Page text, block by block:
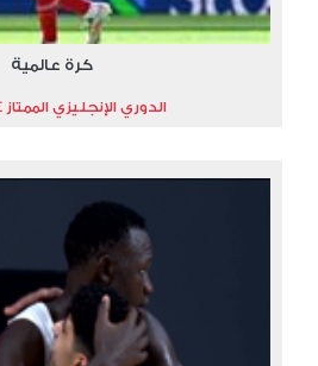
كرة عالمية
الدوري الإنجليزي الممتاز 2024-2025